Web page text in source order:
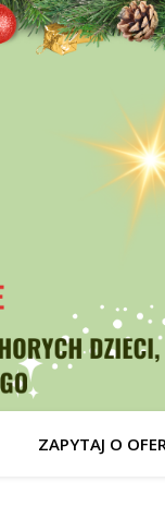
ZAPYTAJ O